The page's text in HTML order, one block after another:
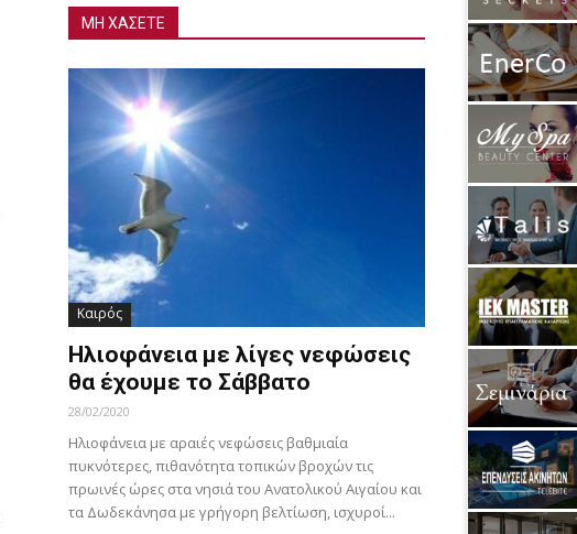
ΜΗ ΧΑΣΕΤΕ
Καιρός
Ηλιοφάνεια με λίγες νεφώσεις
θα έχουμε το Σάββατο
28/02/2020
Ηλιοφάνεια με αραιές νεφώσεις βαθμιαία
πυκνότερες, πιθανότητα τοπικών βροχών τις
πρωινές ώρες στα νησιά του Ανατολικού Αιγαίου και
τα Δωδεκάνησα με γρήγορη βελτίωση, ισχυροί...